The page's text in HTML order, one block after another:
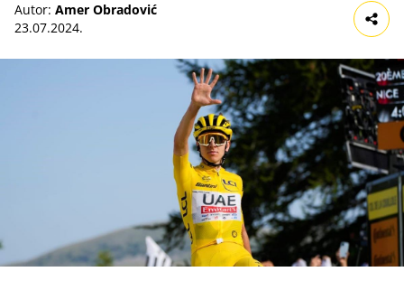
Autor: Amer Obradović
23.07.2024.